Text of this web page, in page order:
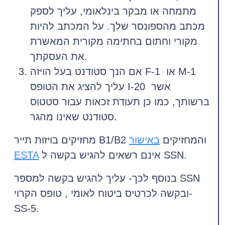
מתמחה או מבקר בינלאומי, עליך לספק
מכתב מהספונסר שלך. על המכתב להיות
מקורי וחתום בחתימה מקורית המאשרת
את העסקתך.
אם הנך סטודנט בעל הויזה F-1 או M-1
עליך להציג את הטופס I-20 אשר
ברשותך, כמו כן תעודת זכאות עבור סטטוס
סטודנט שאינו מהגר.
מחזיקים בויזות תייר B1/B2 והמחזיקים באישור
ESTA
אינם רשאים להגיש בקשה ל SSN.
בנוסף לכך- עליך להגיש בקשה למספר SSN
ובקשה לכרטיס ביטוח לאומי , טופס הקרוי-
SS-5.